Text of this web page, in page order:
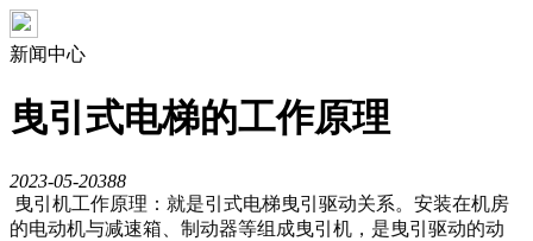
新闻中心
曳引式电梯的工作原理
2023-05-20388
曳引机工作原理：就是引式电梯曳引驱动关系。安装在机房
的电动机与减速箱、制动器等组成曳引机，是曳引驱动的动